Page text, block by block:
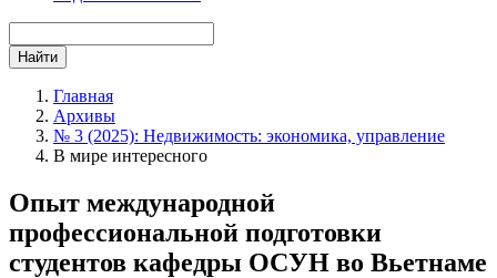
Найти
Главная
Архивы
№ 3 (2025): Недвижимость: экономика, управление
В мире интересного
Опыт международной
профессиональной подготовки
студентов кафедры ОСУН во Вьетнаме